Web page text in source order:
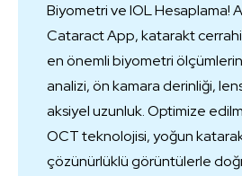
Biyometri ve IOL Hesaplama!
Cataract App, katarakt
en önemli biyometri
analizi, ön kamara derinliği, lens
aksiyel uzunluk. Optimize
OCT teknolojisi, yoğun
çözünürlüklü görüntülerle